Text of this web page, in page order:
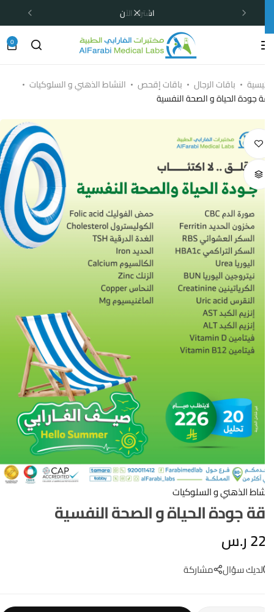
اشترك الآن
باقات الرجال باقات إقحص
النشاط الذهني و السلوكيات
جودة الحياة و الصحة النفسية
الذهني و السلوكيات
جودة الحياة و الصحة النفسية
ر.س
لديك سؤال مشاركة